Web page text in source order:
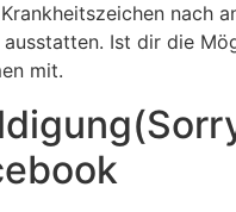
nach
ausstatten. Ist dir die
mit.